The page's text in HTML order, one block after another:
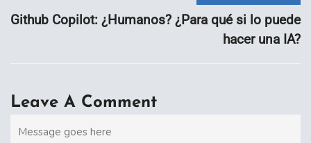
Github Copilot: ¿Humanos? ¿Para qué si lo puede
hacer una IA?
Leave A Comment